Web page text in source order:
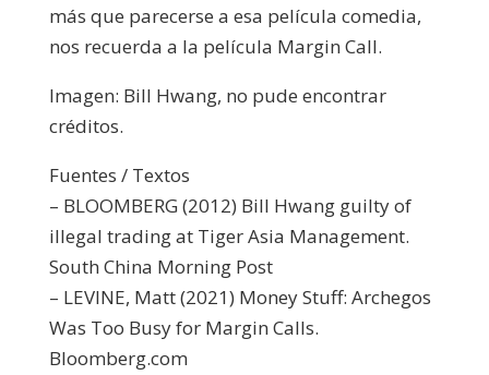
más que parecerse a esa película comedia,
nos recuerda a la película Margin Call.
Imagen: Bill Hwang, no pude encontrar
créditos.
Fuentes / Textos
– BLOOMBERG (2012) Bill Hwang guilty of
illegal trading at Tiger Asia Management.
South China Morning Post
– LEVINE, Matt (2021) Money Stuff: Archegos
Was Too Busy for Margin Calls.
Bloomberg.com